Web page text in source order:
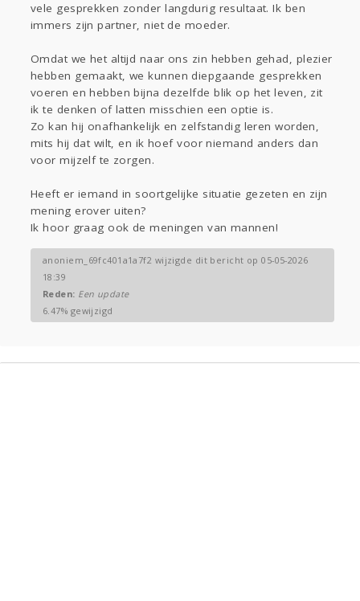
vele gesprekken zonder langdurig resultaat. Ik ben
immers zijn partner, niet de moeder.
Omdat we het altijd naar ons zin hebben gehad, plezier
hebben gemaakt, we kunnen diepgaande gesprekken
voeren en hebben bijna dezelfde blik op het leven, zit
ik te denken of latten misschien een optie is.
Zo kan hij onafhankelijk en zelfstandig leren worden,
mits hij dat wilt, en ik hoef voor niemand anders dan
voor mijzelf te zorgen.
Heeft er iemand in soortgelijke situatie gezeten en zijn
mening erover uiten?
Ik hoor graag ook de meningen van mannen!
anoniem_69fc401a1a7f2 wijzigde dit bericht op 05-05-2026
18:39
Reden: Een update
6.47% gewijzigd